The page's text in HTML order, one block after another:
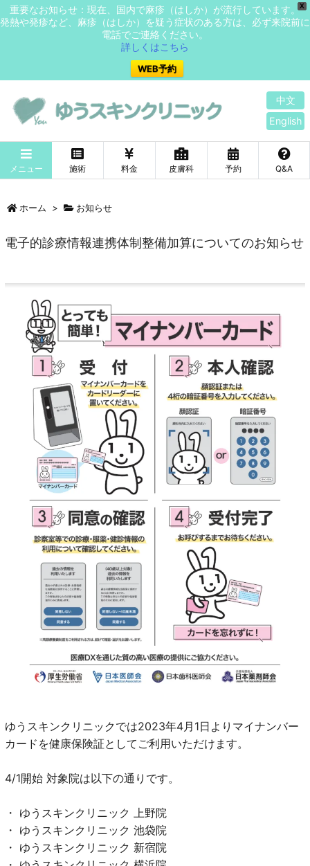
X
重要なお知らせ：現在、国内で麻疹（はしか）が流行しています。
発熱や発疹など、麻疹（はしか）を疑う症状のある方は、必ず来院前に
電話でご連絡ください。
詳しくはこちら
WEB予約
中文
English
メニュー 施術 料金 皮膚科 予約 Q&A
ホーム > お知らせ
電子的診療情報連携体制整備加算についてのお知らせ
ゆうスキンクリニックでは2023年4月1日よりマイナンバー
カードを健康保険証としてご利用いただけます。
4/1開始 対象院は以下の通りです。
・ ゆうスキンクリニック 上野院
・ ゆうスキンクリニック 池袋院
・ ゆうスキンクリニック 新宿院